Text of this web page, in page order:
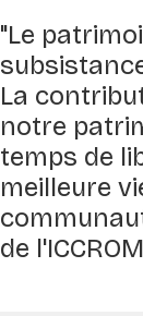
"Le
La
notre
temps de
meilleure
de l'ICCROM